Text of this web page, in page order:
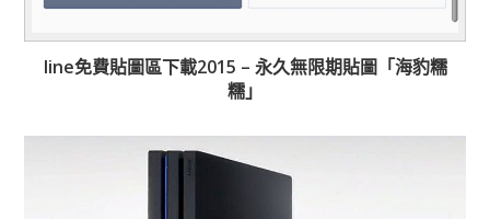
line免費貼圖區下載2015 – 永久無限期貼圖「海豹糯
糯」